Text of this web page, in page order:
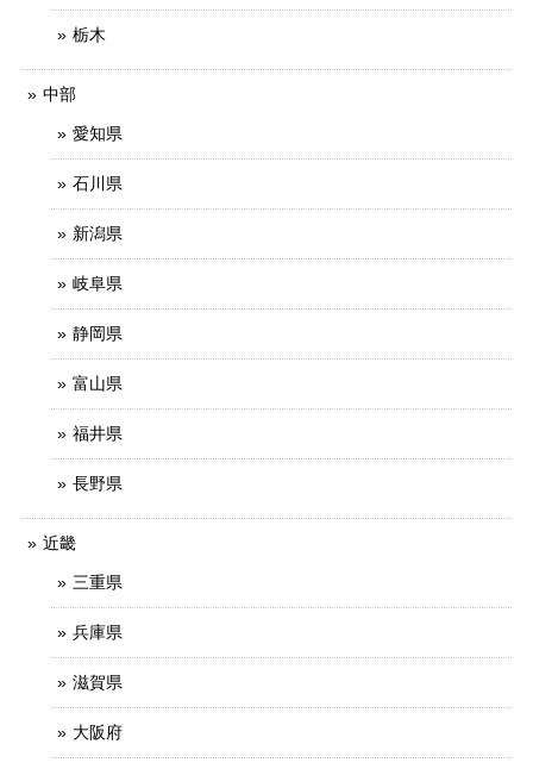
栃木
中部
愛知県
石川県
新潟県
岐阜県
静岡県
富山県
福井県
長野県
近畿
三重県
兵庫県
滋賀県
大阪府